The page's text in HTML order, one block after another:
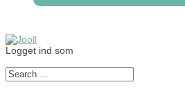
Logget ind som